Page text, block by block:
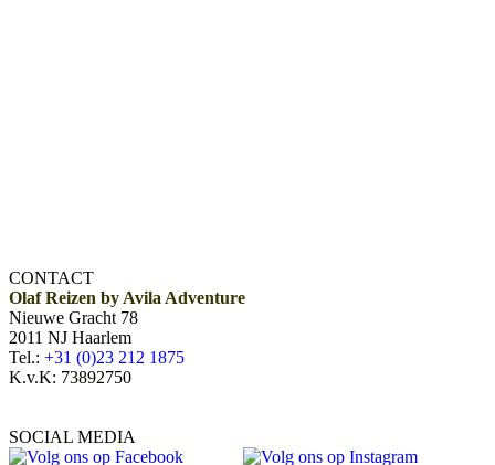
CONTACT
Olaf Reizen by Avila Adventure
Nieuwe Gracht 78
2011 NJ Haarlem
Tel.: +31 (0)23 212 1875
K.v.K: 73892750
SOCIAL MEDIA